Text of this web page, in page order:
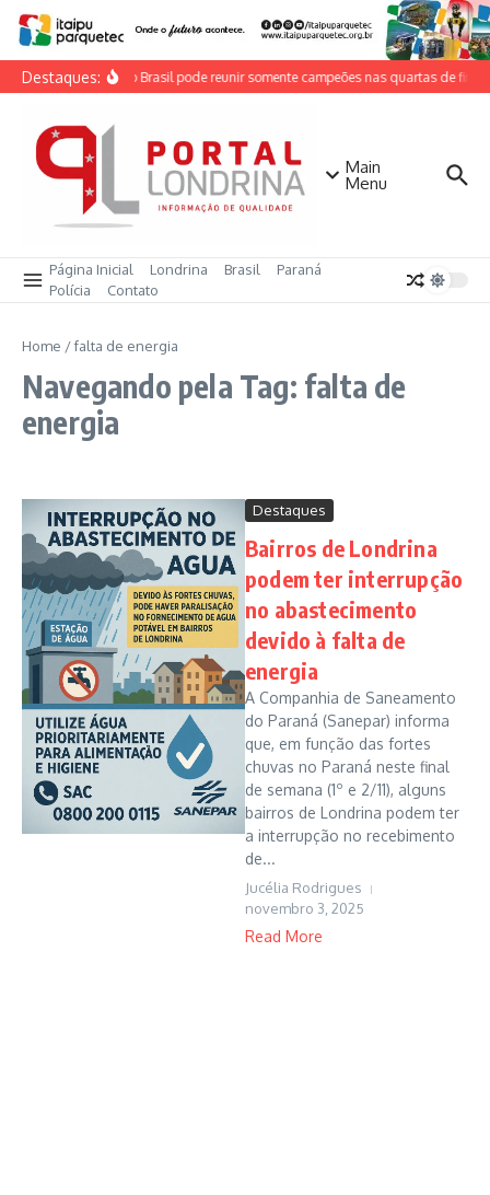
Ir para o conteúdo
Destaques:Copa do Brasil pode reunir somente campeões nas quartas de final
Main
Menu
Página Inicial Londrina Brasil
Paraná
Polícia
Contato
Home /falta de energia
Navegando pela Tag: falta de
energia
Destaques
Bairros de Londrina
podem ter interrupção
no abastecimento
devido à falta de
energia
A Companhia de Saneamento
do Paraná (Sanepar) informa
que, em função das fortes
chuvas no Paraná neste final
de semana (1º e 2/11), alguns
bairros de Londrina podem ter
a interrupção no recebimento
de...
Jucélia Rodrigues
novembro 3, 2025
Read More